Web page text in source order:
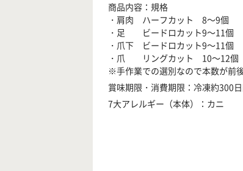
商品内容：規格
・肩肉 ハーフカット 8～9個
・足 ビードロカット9～11個
・爪下 ビードロカット9～11個
・爪 リングカット 10～12個
※手作業での選別なので本数が前
賞味期限・消費期限：冷凍約300
7大アレルギー（本体）：カニ